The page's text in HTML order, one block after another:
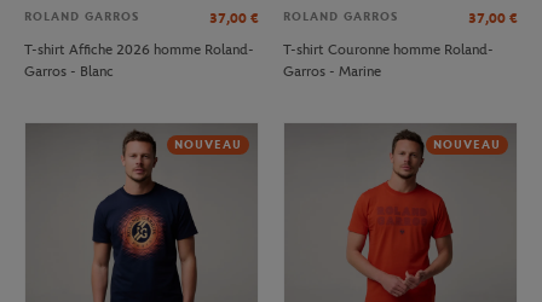
ROLAND GARROS 37,00 €
T-shirt Affiche 2026 homme Roland-
Garros - Blanc
ROLAND GARROS 37,00 €
T-shirt Couronne homme Roland-
Garros - Marine
NOUVEAU NOUVEAU